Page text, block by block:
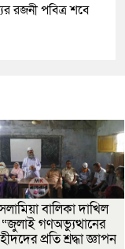
রজনী পবিত্র শবে
বালিকা দাখিল
“জুলাই গণঅভ্যুত্থানের
প্রতি শ্রদ্ধা জ্ঞাপন